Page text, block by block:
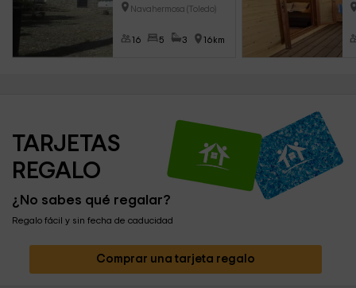
Navahermosa (Toledo)
16 5 3 16km
TARJETAS
REGALO
¿No sabes qué regalar?
Regalo fácil y sin fecha de caducidad
Comprar una tarjeta regalo